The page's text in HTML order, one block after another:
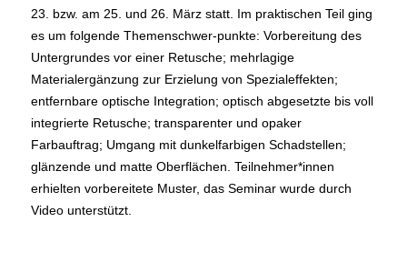
23. bzw. am 25. und 26. März statt. Im praktischen Teil ging
es um folgende Themenschwer-punkte: Vorbereitung des
Untergrundes vor einer Retusche; mehrlagige
Materialergänzung zur Erzielung von Spezialeffekten;
entfernbare optische Integration; optisch abgesetzte bis voll
integrierte Retusche; transparenter und opaker
Farbauftrag; Umgang mit dunkelfarbigen Schadstellen;
glänzende und matte Oberflächen. Teilnehmer*innen
erhielten vorbereitete Muster, das Seminar wurde durch
Video unterstützt.